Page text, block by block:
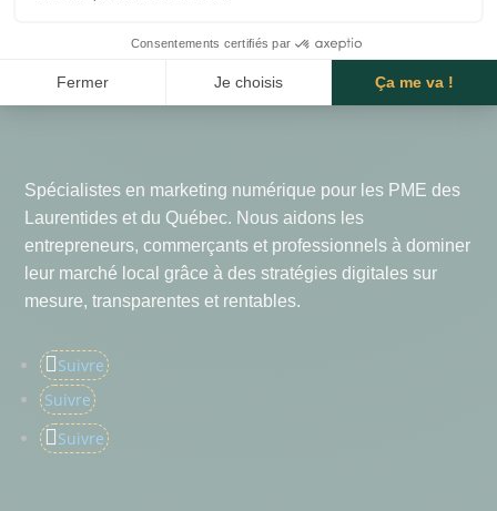
Spécialistes en marketing numérique pour les PME des
Laurentides et du Québec. Nous aidons les
entrepreneurs, commerçants et professionnels à dominer
leur marché local grâce à des stratégies digitales sur
mesure, transparentes et rentables.
Suivre
Suivre
Suivre